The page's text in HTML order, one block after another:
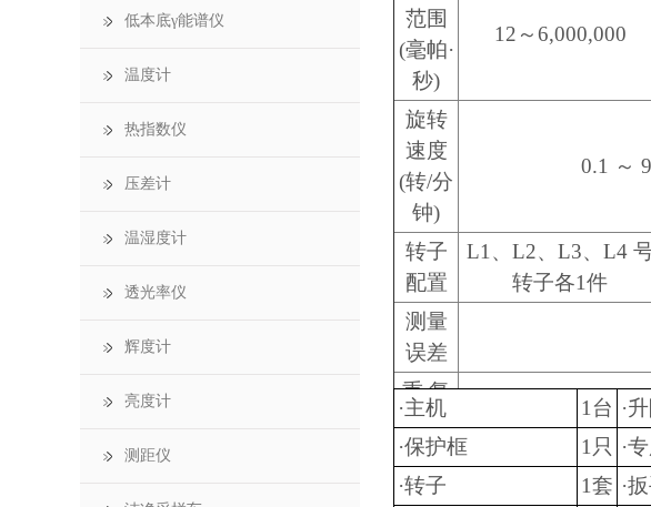
范围
(毫帕·
秒)
12～6,000,000
旋转
速度
(转/分
钟)
0.1 ～
转子
配置
L1、L2、L3、L4
转子各1件
测量
误差
重 复
性
电
源
三、随机标准配置件
·主机
1台 ·
·保护框
1只 ·
·转子
1套 ·
低本底γ能谱仪
温度计
热指数仪
压差计
温湿度计
透光率仪
辉度计
亮度计
测距仪